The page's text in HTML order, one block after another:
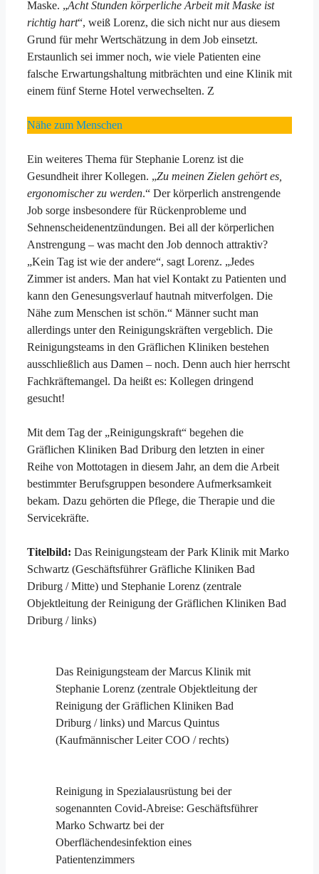
Maske. „Acht Stunden körperliche Arbeit mit Maske ist
richtig hart“, weiß Lorenz, die sich nicht nur aus diesem
Grund für mehr Wertschätzung in dem Job einsetzt.
Erstaunlich sei immer noch, wie viele Patienten eine
falsche Erwartungshaltung mitbrächten und eine Klinik mit
einem fünf Sterne Hotel verwechselten. Z
Nähe zum Menschen
Ein weiteres Thema für Stephanie Lorenz ist die
Gesundheit ihrer Kollegen. „Zu meinen Zielen gehört es,
ergonomischer zu werden.“ Der körperlich anstrengende
Job sorge insbesondere für Rückenprobleme und
Sehnenscheidenentzündungen. Bei all der körperlichen
Anstrengung – was macht den Job dennoch attraktiv?
„Kein Tag ist wie der andere“, sagt Lorenz. „Jedes
Zimmer ist anders. Man hat viel Kontakt zu Patienten und
kann den Genesungsverlauf hautnah mitverfolgen. Die
Nähe zum Menschen ist schön.“ Männer sucht man
allerdings unter den Reinigungskräften vergeblich. Die
Reinigungsteams in den Gräflichen Kliniken bestehen
ausschließlich aus Damen – noch. Denn auch hier herrscht
Fachkräftemangel. Da heißt es: Kollegen dringend
gesucht!
Mit dem Tag der „Reinigungskraft“ begehen die
Gräflichen Kliniken Bad Driburg den letzten in einer
Reihe von Mottotagen in diesem Jahr, an dem die Arbeit
bestimmter Berufsgruppen besondere Aufmerksamkeit
bekam. Dazu gehörten die Pflege, die Therapie und die
Servicekräfte.
Titelbild: Das Reinigungsteam der Park Klinik mit Marko
Schwartz (Geschäftsführer Gräfliche Kliniken Bad
Driburg / Mitte) und Stephanie Lorenz (zentrale
Objektleitung der Reinigung der Gräflichen Kliniken Bad
Driburg / links)
Das Reinigungsteam der Marcus Klinik mit
Stephanie Lorenz (zentrale Objektleitung der
Reinigung der Gräflichen Kliniken Bad
Driburg / links) und Marcus Quintus
(Kaufmännischer Leiter COO / rechts)
Reinigung in Spezialausrüstung bei der
sogenannten Covid-Abreise: Geschäftsführer
Marko Schwartz bei der
Oberflächendesinfektion eines
Patientenzimmers